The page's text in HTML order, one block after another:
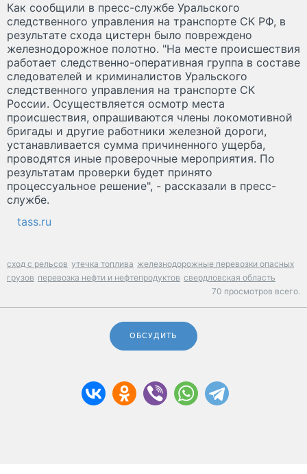
Как сообщили в пресс-службе Уральского
следственного управления на транспорте СК РФ, в
результате схода цистерн было повреждено
железнодорожное полотно. "На месте происшествия
работает следственно-оперативная группа в составе
следователей и криминалистов Уральского
следственного управления на транспорте СК
России. Осуществляется осмотр места
происшествия, опрашиваются члены локомотивной
бригады и другие работники железной дороги,
устанавливается сумма причиненного ущерба,
проводятся иные проверочные мероприятия. По
результатам проверки будет принято
процессуальное решение", - рассказали в пресс-
службе.
tass.ru
сход с рельсов утечка топлива железнодорожные перевозки опасных
грузов перевозка нефти и нефтепродуктов свердловская область
70 просмотров всего.
ОБСУДИТЬ